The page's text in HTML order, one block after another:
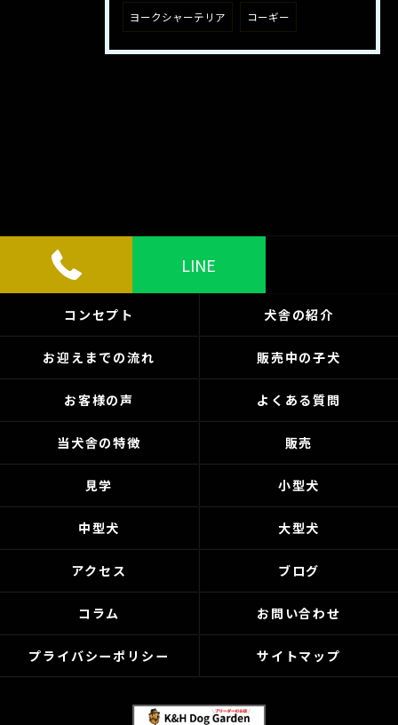
ヨークシャーテリア コーギー
LINE
コンセプト 犬舎の紹介
お迎えまでの流れ 販売中の子犬
お客様の声 よくある質問
当犬舎の特徴 販売
見学 小型犬
中型犬 大型犬
アクセス ブログ
コラム お問い合わせ
プライバシーポリシー サイトマップ